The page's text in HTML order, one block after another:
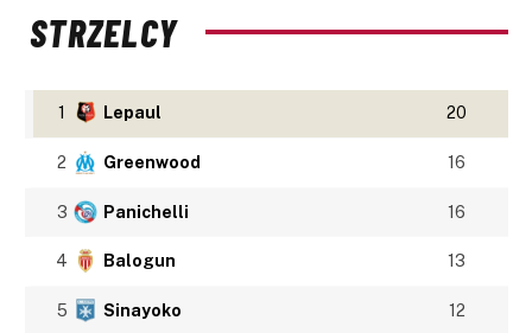
STRZELCY
1 Lepaul 20
2 Greenwood 16
3 Panichelli 16
4 Balogun 13
5 Sinayoko 12